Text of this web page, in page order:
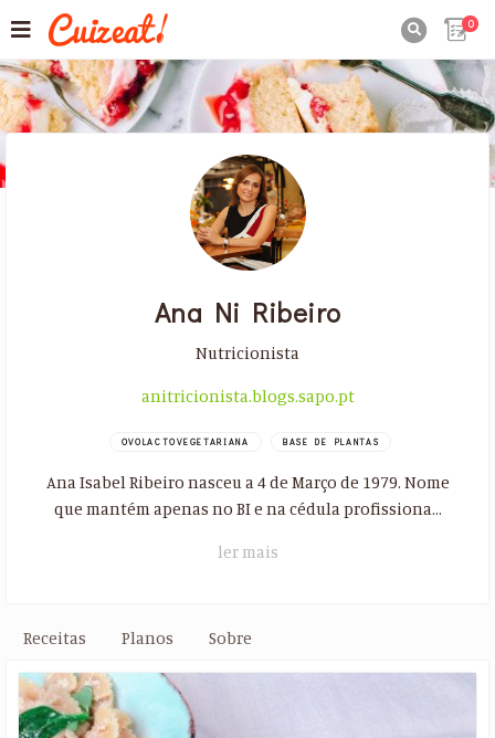
0
Ana Ni Ribeiro
Nutricionista
anitricionista.blogs.sapo.pt
OVOLACTOVEGETARIANA BASE DE PLANTAS
Ana Isabel Ribeiro nasceu a 4 de Março de 1979. Nome
que mantém apenas no BI e na cédula profissiona...
ler mais
Receitas Planos Sobre